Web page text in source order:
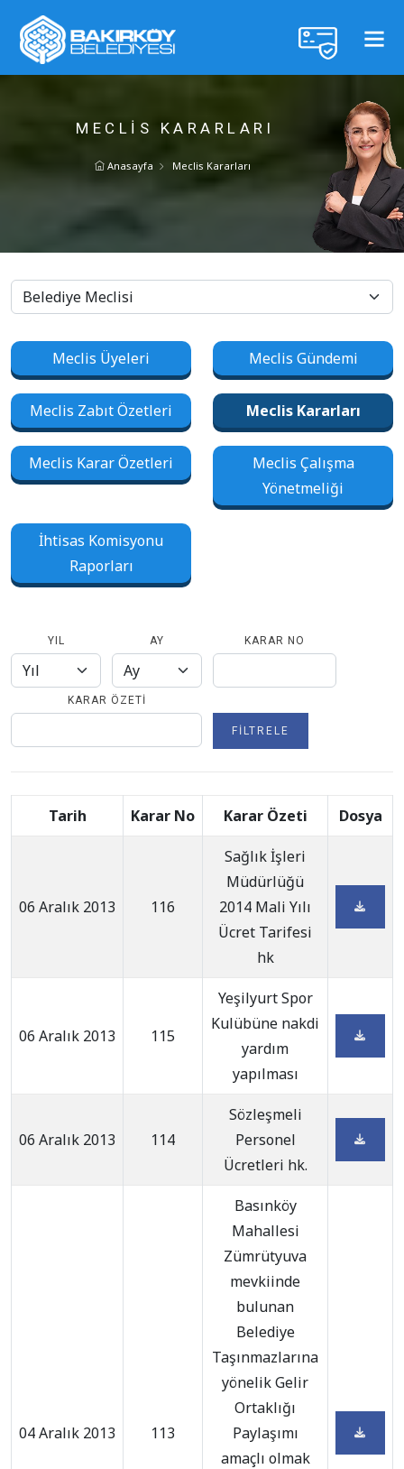
MECLIS KARARLARI
Anasayfa Meclis Kararları
Meclis Üyeleri Meclis Gündemi
Meclis Zabıt Özetleri Meclis Kararları
Meclis Karar Özetleri
Meclis Çalışma
Yönetmeliği
İhtisas Komisyonu
Raporları
YIL AY KARAR NO
KARAR ÖZETI
FILTRELE
Tarih Karar No Karar Özeti Dosya
06 Aralık 2013 116
Sağlık İşleri
Müdürlüğü
2014 Mali Yılı
Ücret Tarifesi
hk
06 Aralık 2013 115
Yeşilyurt Spor
Kulübüne nakdi
yardım
yapılması
06 Aralık 2013 114
Sözleşmeli
Personel
Ücretleri hk.
04 Aralık 2013 113
Basınköy
Mahallesi
Zümrütyuva
mevkiinde
bulunan
Belediye
Taşınmazlarına
yönelik Gelir
Ortaklığı
Paylaşımı
amaçlı olmak